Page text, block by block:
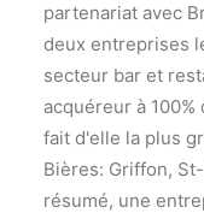
partenariat avec
deux entreprises
secteur bar et
acquéreur à
fait d'elle la plus
Bières: Griffon,
résumé, une